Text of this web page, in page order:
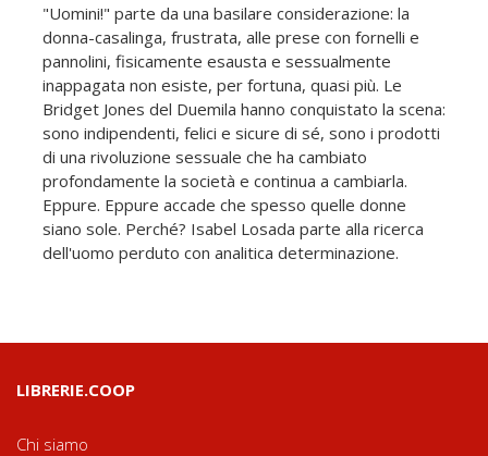
"Uomini!" parte da una basilare considerazione: la
donna-casalinga, frustrata, alle prese con fornelli e
pannolini, fisicamente esausta e sessualmente
inappagata non esiste, per fortuna, quasi più. Le
Bridget Jones del Duemila hanno conquistato la scena:
sono indipendenti, felici e sicure di sé, sono i prodotti
di una rivoluzione sessuale che ha cambiato
profondamente la società e continua a cambiarla.
Eppure. Eppure accade che spesso quelle donne
siano sole. Perché? Isabel Losada parte alla ricerca
dell'uomo perduto con analitica determinazione.
LIBRERIE.COOP
Chi siamo